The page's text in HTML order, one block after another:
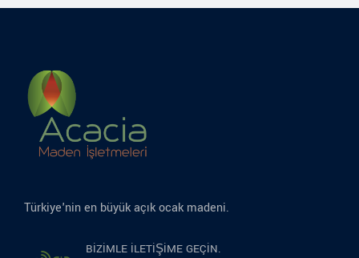
Türkiye'nin en büyük açık ocak madeni.
BIZIMLE ILETIŞIME GEÇIN.